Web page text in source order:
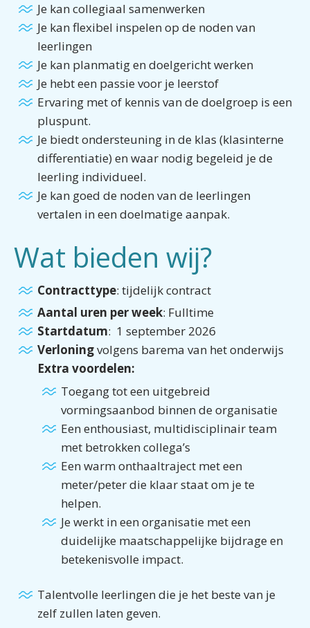
Je kan collegiaal samenwerken
Je kan flexibel inspelen op de noden van
leerlingen
Je kan planmatig en doelgericht werken
Je hebt een passie voor je leerstof
Ervaring met of kennis van de doelgroep is een
pluspunt.
Je biedt ondersteuning in de klas (klasinterne
differentiatie) en waar nodig begeleid je de
leerling individueel.
Je kan goed de noden van de leerlingen
vertalen in een doelmatige aanpak.
Wat bieden wij?
Contracttype: tijdelijk contract
Aantal uren per week: Fulltime
Startdatum: 1 september 2026
Verloningvolgens barema van het onderwijs
Extra voordelen:
Toegang tot een uitgebreid
vormingsaanbod binnen de organisatie
Een enthousiast, multidisciplinair team
met betrokken collega’s
Een warm onthaaltraject met een
meter/peter die klaar staat om je te
helpen.
Je werkt in een organisatie met een
duidelijke maatschappelijke bijdrage en
betekenisvolle impact.
Talentvolle leerlingen die je het beste van je
zelf zullen laten geven.